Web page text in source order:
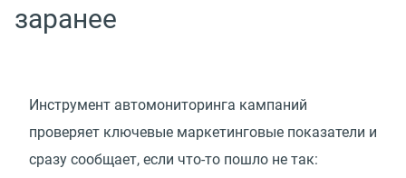
заранее
Инструмент автомониторинга кампаний
проверяет ключевые маркетинговые показатели и
сразу сообщает, если что-то пошло не так: